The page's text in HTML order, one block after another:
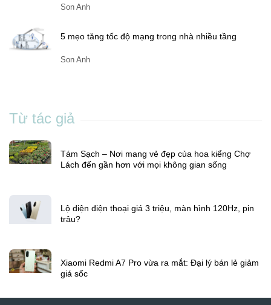
Xiaomi Redmi A7 Pro vừa ra mắt: Đại lý bán lẻ giảm
Son Anh
5 mẹo tăng tốc độ mạng trong nhà nhiều tầng
Từ tác giả
giá sốc